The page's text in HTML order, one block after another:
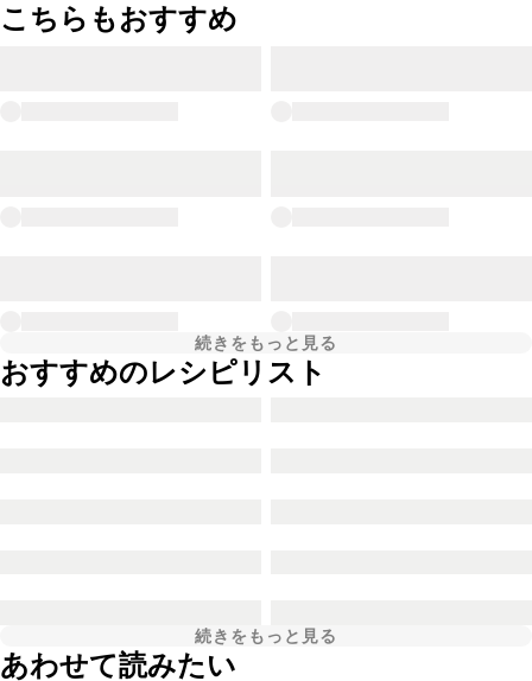
こちらもおすすめ
続きをもっと見る
おすすめのレシピリスト
続きをもっと見る
あわせて読みたい